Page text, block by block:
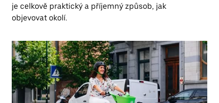
je celkově praktický a příjemný způsob, jak
objevovat okolí.